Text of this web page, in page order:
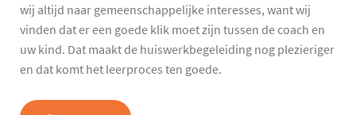
wij altijd naar gemeenschappelijke interesses, want wij
vinden dat er een goede klik moet zijn tussen de coach en
uw kind. Dat maakt de huiswerkbegeleiding nog plezieriger
en dat komt het leerproces ten goede.